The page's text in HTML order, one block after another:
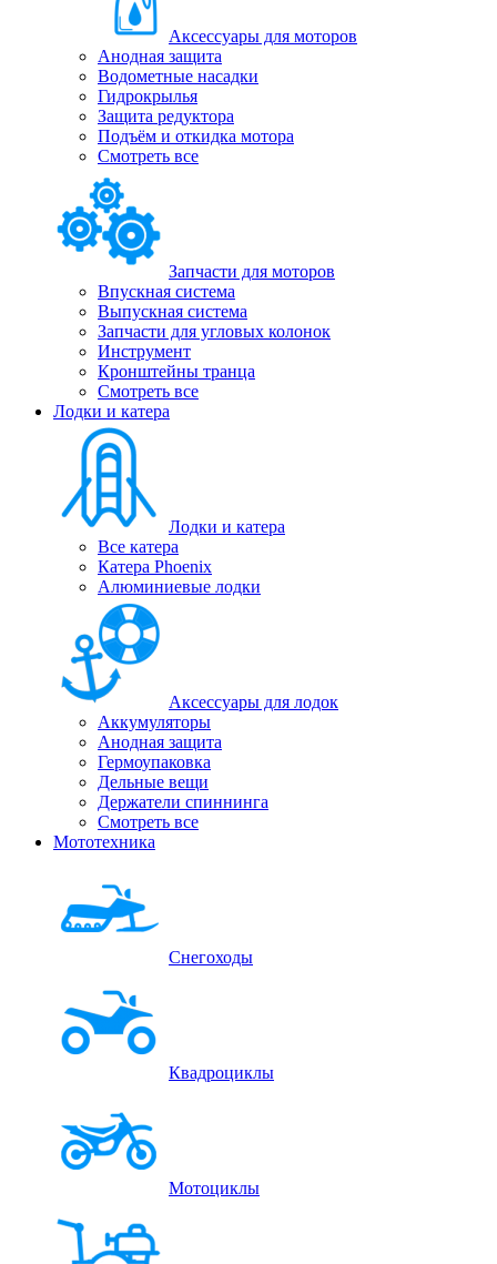
Аксессуары для моторов
Анодная защита
Водометные насадки
Гидрокрылья
Защита редуктора
Подъём и откидка мотора
Смотреть все
Запчасти для моторов
Впускная система
Выпускная система
Запчасти для угловых колонок
Инструмент
Кронштейны транца
Смотреть все
Лодки и катера
Лодки и катера
Все катера
Катера Phoenix
Алюминиевые лодки
Аксессуары для лодок
Аккумуляторы
Анодная защита
Гермоупаковка
Дельные вещи
Держатели спиннинга
Смотреть все
Мототехника
Снегоходы
Квадроциклы
Мотоциклы